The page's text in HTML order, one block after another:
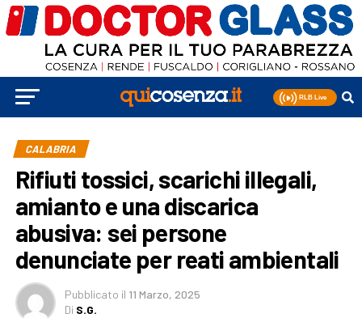
CALABRIA
Rifiuti tossici, scarichi illegali,
amianto e una discarica
abusiva: sei persone
denunciate per reati ambientali
Pubblicato il 11 Marzo, 2025
Di S.G.